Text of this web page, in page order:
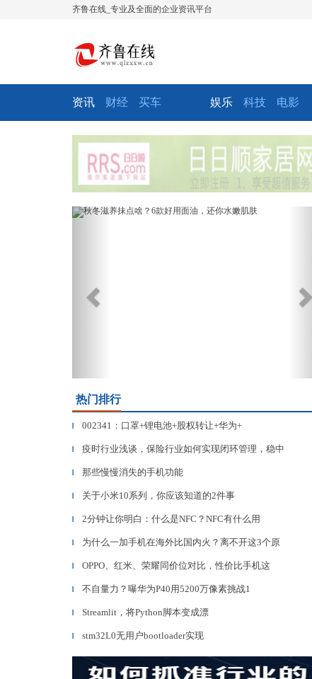
齐鲁在线_专业及全面的企业资讯平台
资讯 财经 买车 娱乐 科技 电影
Previous
热门排行
▎ 002341：口罩+锂电池+股权转让+华为+
▎ 疫时行业浅谈，保险行业如何实现闭环管理，稳中
▎ 那些慢慢消失的手机功能
▎ 关于小米10系列，你应该知道的2件事
▎ 2分钟让你明白：什么是NFC？NFC有什么用
▎ 为什么一加手机在海外比国内火？离不开这3个原
▎ OPPO、红米、荣耀同价位对比，性价比手机这
▎ 不自量力？曝华为P40用5200万像素挑战1
▎ Streamlit，将Python脚本变成漂
▎ stm32L0无用户bootloader实现